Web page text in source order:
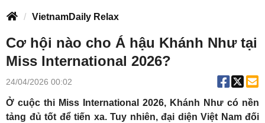
VietnamDaily Relax
Cơ hội nào cho Á hậu Khánh Như tại
Miss International 2026?
24/04/2026 00:02
Ở cuộc thi Miss International 2026, Khánh Như có nền
tảng đủ tốt để tiến xa. Tuy nhiên, đại diện Việt Nam đối